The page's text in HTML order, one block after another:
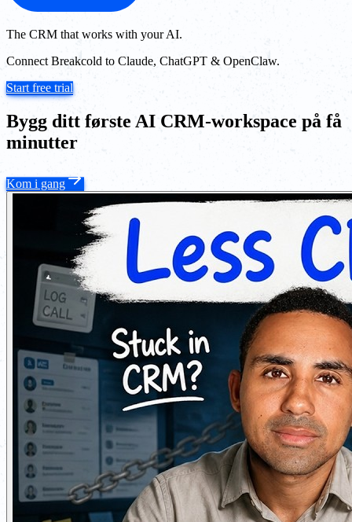
The CRM that works with your AI.
Connect Breakcold to Claude, ChatGPT & OpenClaw.
Start free trial
Bygg ditt første AI CRM-workspace på få
minutter
Kom i gang